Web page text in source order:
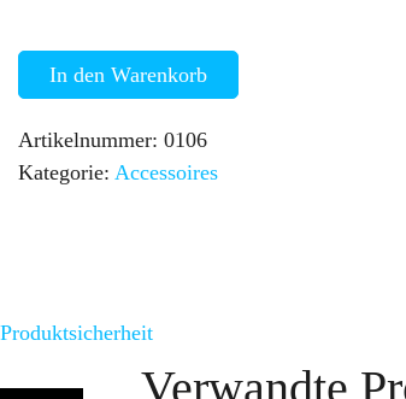
In den Warenkorb
Artikelnummer: 0106
Kategorie: Accessoires
Produktsicherheit
Verwandte